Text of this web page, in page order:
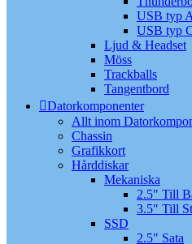
USB typ A
USB typ
Ljud & Headset
Möss
Trackballs
Tangentbord
Datorkomponenter
Allt inom
Chassin
Grafikkort
Hårddiskar
Mekaniska
2.5″ Till
3.5″ Till
SSD
2.5″ Sata